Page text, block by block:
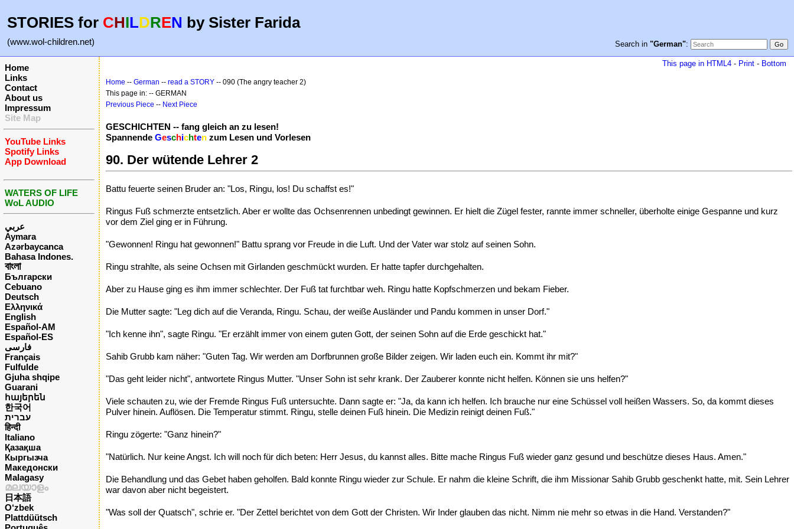
STORIES for CHILDREN by Sister Farida
(www.wol-children.net) Search in "German":
Home
Links
Contact
About us
Impressum
Site Map
YouTube Links
Spotify Links
App Download
WATERS OF LIFE
WoL AUDIO
عربي
Aymara
Azərbaycanca
Bahasa Indones.
বাংলা
Български
Cebuano
Deutsch
Ελληνικά
English
Español-AM
Español-ES
فارسی
Français
Fulfulde
Gjuha shqipe
Guarani
հայերեն
한국어
עברית
हिन्दी
Italiano
Қазақша
Кыргызча
Македонски
Malagasy
മലയാളം
日本語
O‘zbek
Plattdüütsch
This page in HTML4 - Print - Bottom
Home -- German -- read a STORY -- 090 (The angry teacher 2)
This page in: -- GERMAN
Previous Piece -- Next Piece
GESCHICHTEN -- fang gleich an zu lesen!
Spannende Geschichten zum Lesen und Vorlesen
90. Der wütende Lehrer 2
Battu feuerte seinen Bruder an: "Los, Ringu, los! Du schaffst es!"
Ringus Fuß schmerzte entsetzlich. Aber er wollte das Ochsenrennen unbedingt gewinnen. Er hielt die Zügel fester, rannte immer schneller, überholte einige Gespanne und kurz
vor dem Ziel ging er in Führung.
"Gewonnen! Ringu hat gewonnen!" Battu sprang vor Freude in die Luft. Und der Vater war stolz auf seinen Sohn.
Ringu strahlte, als seine Ochsen mit Girlanden geschmückt wurden. Er hatte tapfer durchgehalten.
Aber zu Hause ging es ihm immer schlechter. Der Fuß tat furchtbar weh. Ringu hatte Kopfschmerzen und bekam Fieber.
Die Mutter sagte: "Leg dich auf die Veranda, Ringu. Schau, der weiße Ausländer und Pandu kommen in unser Dorf."
"Ich kenne ihn", sagte Ringu. "Er erzählt immer von einem guten Gott, der seinen Sohn auf die Erde geschickt hat."
Sahib Grubb kam näher: "Guten Tag. Wir werden am Dorfbrunnen große Bilder zeigen. Wir laden euch ein. Kommt ihr mit?"
"Das geht leider nicht", antwortete Ringus Mutter. "Unser Sohn ist sehr krank. Der Zauberer konnte nicht helfen. Können sie uns helfen?"
Viele schauten zu, wie der Fremde Ringus Fuß untersuchte. Dann sagte er: "Ja, da kann ich helfen. Ich brauche nur eine Schüssel voll heißen Wassers. So, da kommt dieses
Pulver hinein. Auflösen. Die Temperatur stimmt. Ringu, stelle deinen Fuß hinein. Die Medizin reinigt deinen Fuß."
Ringu zögerte: "Ganz hinein?"
"Natürlich. Nur keine Angst. Ich will noch für dich beten: Herr Jesus, du kannst alles. Bitte mache Ringus Fuß wieder ganz gesund und beschütze dieses Haus. Amen."
Die Behandlung und das Gebet haben geholfen. Bald konnte Ringu wieder zur Schule. Er nahm die kleine Schrift, die ihm Missionar Sahib Grubb geschenkt hatte, mit. Sein Lehrer
war davon aber nicht begeistert.
"Was soll der Quatsch", schrie er. "Der Zettel berichtet von dem Gott der Christen. Wir Inder glauben das nicht. Nimm nie mehr so etwas in die Hand. Verstanden?"